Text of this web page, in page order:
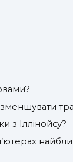
з Іллінойсу?